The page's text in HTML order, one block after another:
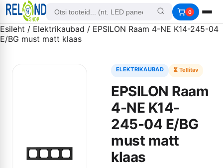
0
Esileht / Elektrikaubad / EPSILON Raam 4-NE K14-245-04
E/BG must matt klaas
ELEKTRIKAUBAD ⏳ Tellitav
EPSILON Raam
4-NE K14-
245-04 E/BG
must matt
klaas